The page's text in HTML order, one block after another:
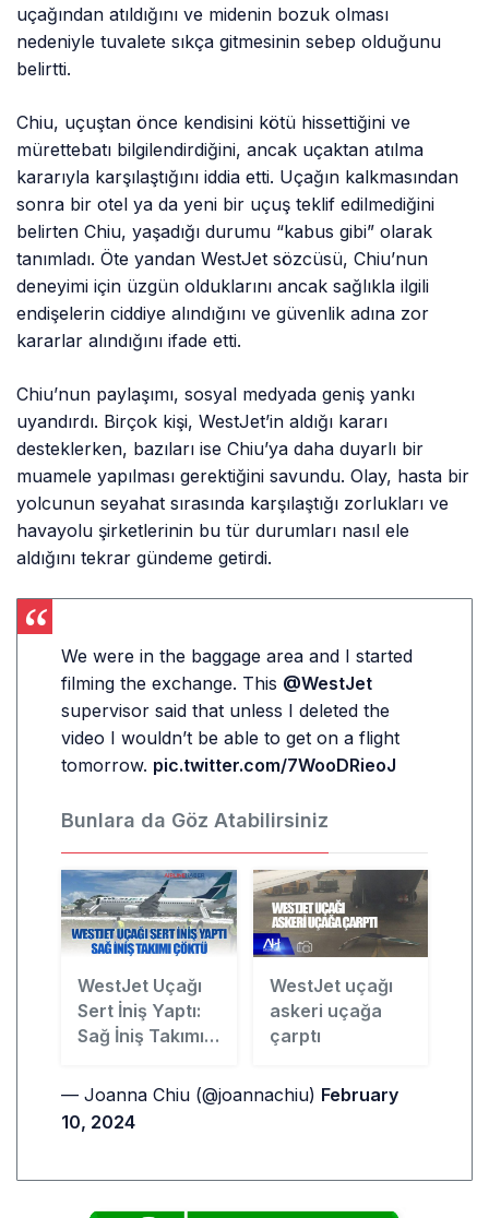
uçağından atıldığını ve midenin bozuk olması
nedeniyle tuvalete sıkça gitmesinin sebep olduğunu
belirtti.
Chiu, uçuştan önce kendisini kötü hissettiğini ve
mürettebatı bilgilendirdiğini, ancak uçaktan atılma
kararıyla karşılaştığını iddia etti. Uçağın kalkmasından
sonra bir otel ya da yeni bir uçuş teklif edilmediğini
belirten Chiu, yaşadığı durumu “kabus gibi” olarak
tanımladı. Öte yandan WestJet sözcüsü, Chiu’nun
deneyimi için üzgün olduklarını ancak sağlıkla ilgili
endişelerin ciddiye alındığını ve güvenlik adına zor
kararlar alındığını ifade etti.
Chiu’nun paylaşımı, sosyal medyada geniş yankı
uyandırdı. Birçok kişi, WestJet’in aldığı kararı
desteklerken, bazıları ise Chiu’ya daha duyarlı bir
muamele yapılması gerektiğini savundu. Olay, hasta bir
yolcunun seyahat sırasında karşılaştığı zorlukları ve
havayolu şirketlerinin bu tür durumları nasıl ele
aldığını tekrar gündeme getirdi.
We were in the baggage area and I started
filming the exchange. This @WestJet
supervisor said that unless I deleted the
video I wouldn’t be able to get on a flight
tomorrow. pic.twitter.com/7WooDRieoJ
Bunlara da Göz Atabilirsiniz
WestJet Uçağı
Sert İniş Yaptı:
Sağ İniş Takımı
WestJet uçağı
askeri uçağa
çarptı
— Joanna Chiu (@joannachiu) February
10, 2024